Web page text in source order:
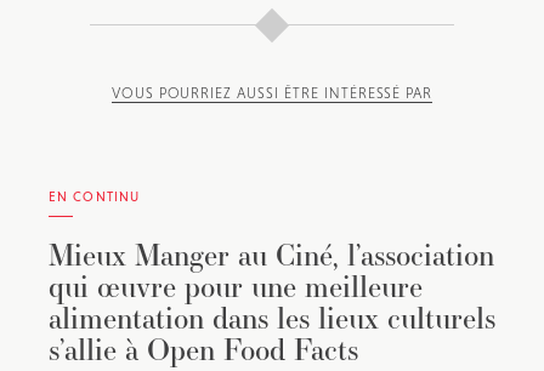
VOUS POURRIEZ AUSSI ÊTRE INTÉRESSÉ PAR
EN CONTINU
Mieux Manger au Ciné, l’association
qui œuvre pour une meilleure
alimentation dans les lieux culturels
s’allie à Open Food Facts